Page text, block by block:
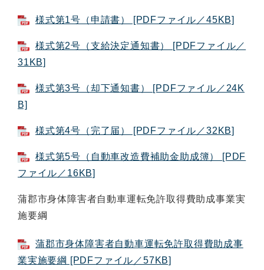
様式第1号（申請書） [PDFファイル／45KB]
様式第2号（支給決定通知書） [PDFファイル／
31KB]
様式第3号（却下通知書） [PDFファイル／24K
B]
様式第4号（完了届） [PDFファイル／32KB]
様式第5号（自動車改造費補助金助成簿） [PDF
ファイル／16KB]
蒲郡市身体障害者自動車運転免許取得費助成事業実
施要綱
蒲郡市身体障害者自動車運転免許取得費助成事
業実施要綱 [PDFファイル／57KB]